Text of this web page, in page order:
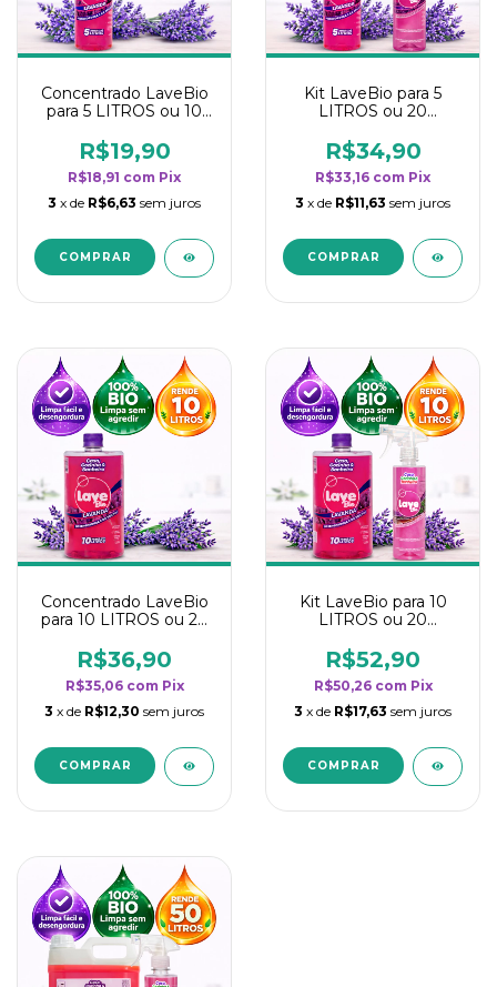
Concentrado LaveBio
para 5 LITROS ou 10
rendimento da
categoria - Lavanda
R$19,90
R$18,91 com Pix
3 x de R$6,63 sem juros
Kit LaveBio para 5
LITROS ou 20
rendimento da
categoria - Lavanda
R$34,90
R$33,16 com Pix
3 x de R$11,63 sem juros
Concentrado LaveBio
para 10 LITROS ou 20
rendimento da
categoria - Lavanda
R$36,90
R$35,06 com Pix
3 x de R$12,30 sem juros
Kit LaveBio para 10
LITROS ou 20
rendimento da
categoria - Lavanda
R$52,90
R$50,26 com Pix
3 x de R$17,63 sem juros